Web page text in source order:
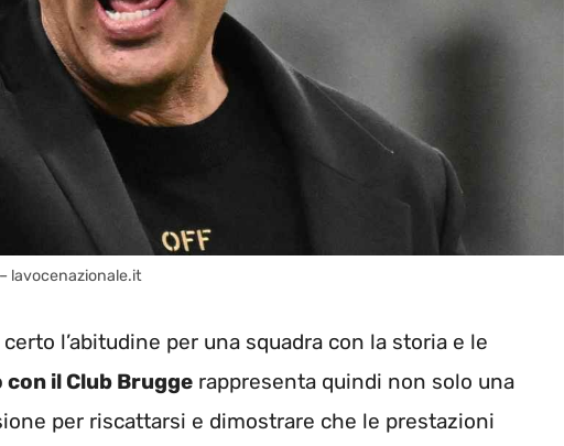
lavocenazionale.it
l’abitudine per una squadra con la storia e le
il Club Brugge rappresenta quindi non solo una
per riscattarsi e dimostrare che le prestazioni